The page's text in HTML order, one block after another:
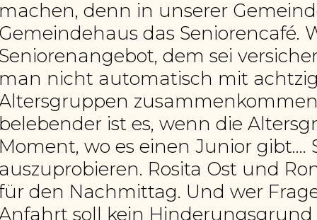
denn in unserer
das Seniorencafé.
dem sei
nicht automatisch mit
ist es, wenn die
wo es einen Junior gibt….
Rosita Ost und
den Nachmittag. Und wer
soll kein Hinderungsgrund